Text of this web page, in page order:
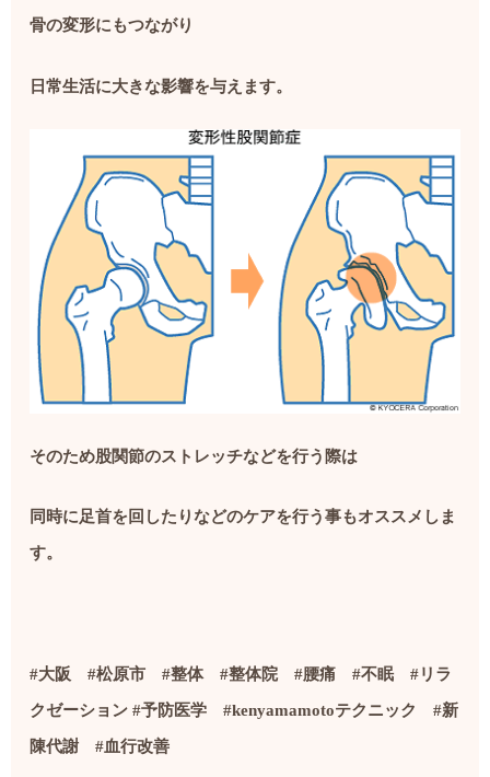
骨の変形にもつながり
日常生活に大きな影響を与えます。
そのため股関節のストレッチなどを行う際は
同時に足首を回したりなどのケアを行う事もオススメしま
す。
#大阪#松原市#整体#整体院#腰痛#不眠#リラ
クゼーション #予防医学#kenyamamotoテクニック#新
陳代謝#血行改善